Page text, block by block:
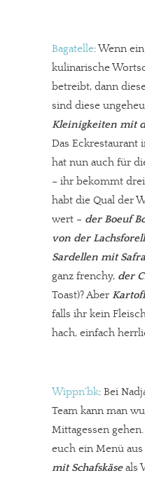
Bagatelle: Wenn
kulinarische
betreibt, dann
sind diese
Kleinigkeiten mit
Das Eckrestaurant
hat nun auch für
– ihr bekommt
habt die Qual der
wert – der Boeuf
von der
Sardellen mit
ganz frenchy, der
Toast)? Aber
falls ihr kein
hach, einfach
Wippn’bk: Bei
Team kann man
Mittagessen
euch ein Menü aus
mit Schafskäseals